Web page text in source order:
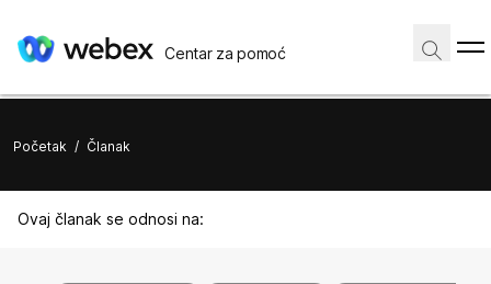
Centar za pomoć
Početak / Članak
Ovaj članak se odnosi na: